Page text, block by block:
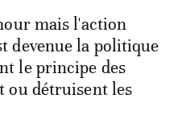
mais l'action
devenue la politique
le principe des
ou détruisent les